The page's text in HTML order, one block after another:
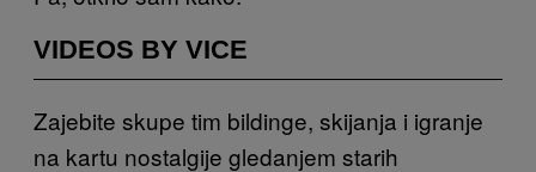
VIDEOS BY VICE
Zajebite skupe tim bildinge, skijanja i igranje
na kartu nostalgije gledanjem starih